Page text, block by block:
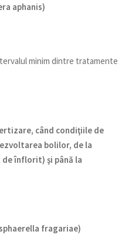
aphanis)
minim dintre tratamente
când condiţiile de
bolilor, de la
înflorit) şi până la
fragariae)